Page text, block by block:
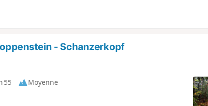
- Schanzerkopf
55
Moyenne